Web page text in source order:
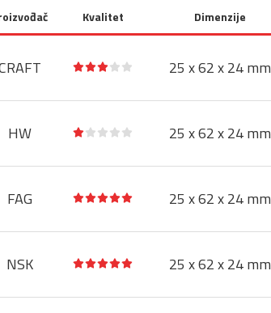
Kvalitet Dimenzije
25 x 62 x 24 mm
HW 25 x 62 x 24 mm
FAG 25 x 62 x 24 mm
NSK 25 x 62 x 24 mm